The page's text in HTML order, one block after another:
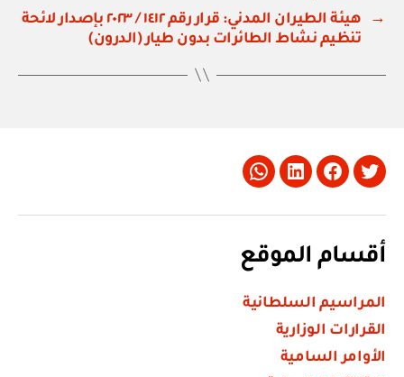
→
هيئة الطيران المدني: قرار رقم ١٤١٢ / ٢٠٢٣ بإصدار لائحة
تنظيم نشاط الطائرات بدون طيار (الدرون)
Twitter
Facebook
LinkedIn
Whatsapp
أقسام الموقع
المراسيم السلطانية
القرارات الوزارية
الأوامر السامية